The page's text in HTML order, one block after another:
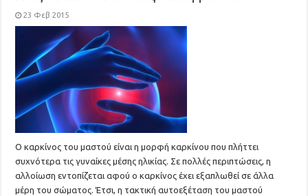
23 Φεβ 2015
Ο καρκίνος του μαστού είναι η μορφή καρκίνου που πλήττει
συχνότερα τις γυναίκες μέσης ηλικίας. Σε πολλές περιπτώσεις, η
αλλοίωση εντοπίζεται αφού ο καρκίνος έχει εξαπλωθεί σε άλλα
μέρη του σώματος. Έτσι, η τακτική αυτοεξέταση του μαστού